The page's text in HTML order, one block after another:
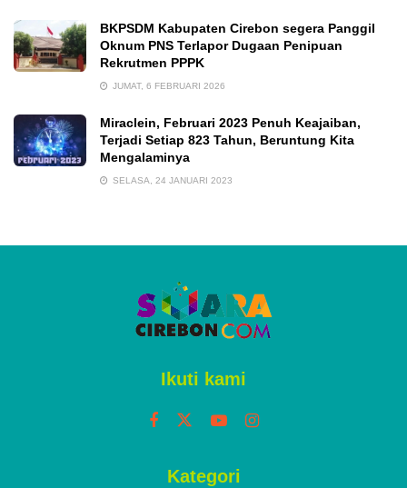
BKPSDM Kabupaten Cirebon segera Panggil
Oknum PNS Terlapor Dugaan Penipuan
Rekrutmen PPPK
JUMAT, 6 FEBRUARI 2026
Miraclein, Februari 2023 Penuh Keajaiban,
Terjadi Setiap 823 Tahun, Beruntung Kita
Mengalaminya
SELASA, 24 JANUARI 2023
Ikuti kami
Kategori